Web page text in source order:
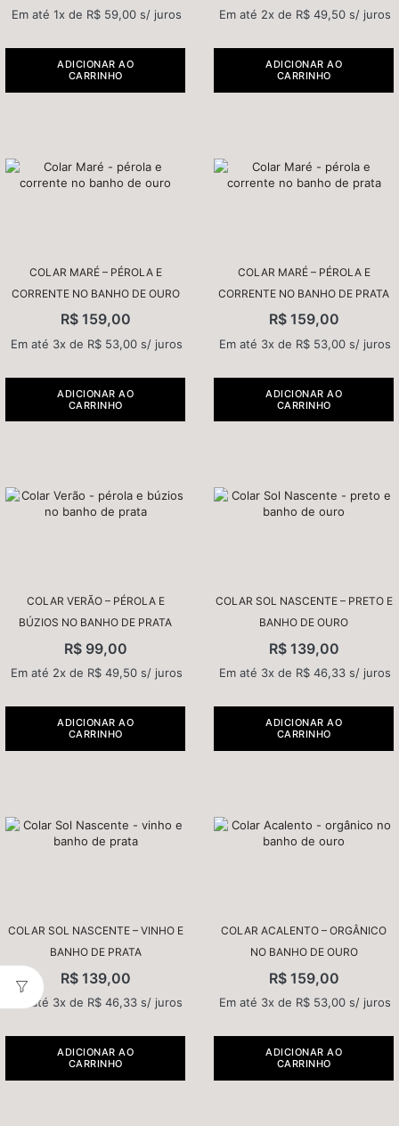
Em até 1x de R$ 59,00 s/ juros
ADICIONAR AO
CARRINHO
Em até 2x de R$ 49,50 s/ juros
ADICIONAR AO
CARRINHO
COLAR MARÉ – PÉROLA E
CORRENTE NO BANHO DE OURO
R$159,00
Em até 3x de R$ 53,00 s/ juros
ADICIONAR AO
CARRINHO
COLAR MARÉ – PÉROLA E
CORRENTE NO BANHO DE PRATA
R$159,00
Em até 3x de R$ 53,00 s/ juros
ADICIONAR AO
CARRINHO
COLAR VERÃO – PÉROLA E
BÚZIOS NO BANHO DE PRATA
R$99,00
Em até 2x de R$ 49,50 s/ juros
ADICIONAR AO
CARRINHO
COLAR SOL NASCENTE – PRETO E
BANHO DE OURO
R$139,00
Em até 3x de R$ 46,33 s/ juros
ADICIONAR AO
CARRINHO
COLAR SOL NASCENTE – VINHO E
BANHO DE PRATA
R$139,00
Em até 3x de R$ 46,33 s/ juros
ADICIONAR AO
CARRINHO
COLAR ACALENTO – ORGÂNICO
NO BANHO DE OURO
R$159,00
Em até 3x de R$ 53,00 s/ juros
ADICIONAR AO
CARRINHO